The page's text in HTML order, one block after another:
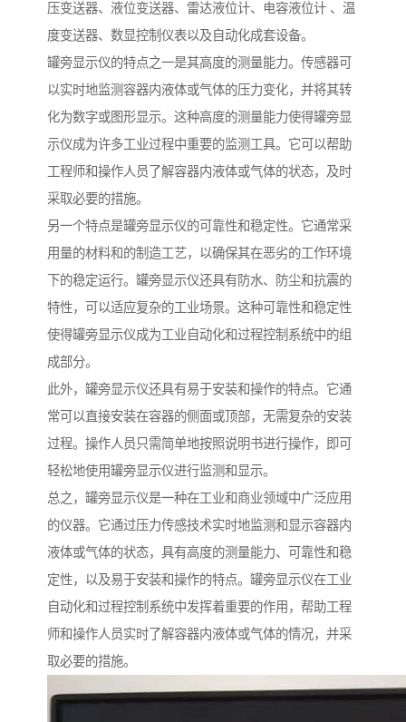
压变送器、液位变送器、雷达液位计、电容液位计 、温
度变送器、数显控制仪表以及自动化成套设备。
罐旁显示仪的特点之一是其高度的测量能力。传感器可
以实时地监测容器内液体或气体的压力变化，并将其转
化为数字或图形显示。这种高度的测量能力使得罐旁显
示仪成为许多工业过程中重要的监测工具。它可以帮助
工程师和操作人员了解容器内液体或气体的状态，及时
采取必要的措施。
另一个特点是罐旁显示仪的可靠性和稳定性。它通常采
用量的材料和的制造工艺，以确保其在恶劣的工作环境
下的稳定运行。罐旁显示仪还具有防水、防尘和抗震的
特性，可以适应复杂的工业场景。这种可靠性和稳定性
使得罐旁显示仪成为工业自动化和过程控制系统中的组
成部分。
此外，罐旁显示仪还具有易于安装和操作的特点。它通
常可以直接安装在容器的侧面或顶部，无需复杂的安装
过程。操作人员只需简单地按照说明书进行操作，即可
轻松地使用罐旁显示仪进行监测和显示。
总之，罐旁显示仪是一种在工业和商业领域中广泛应用
的仪器。它通过压力传感技术实时地监测和显示容器内
液体或气体的状态，具有高度的测量能力、可靠性和稳
定性，以及易于安装和操作的特点。罐旁显示仪在工业
自动化和过程控制系统中发挥着重要的作用，帮助工程
师和操作人员实时了解容器内液体或气体的情况，并采
取必要的措施。